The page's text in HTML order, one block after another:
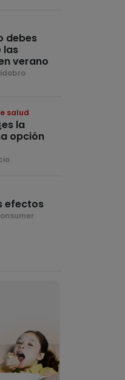
debes
las
verano
salud
la
opción
efectos